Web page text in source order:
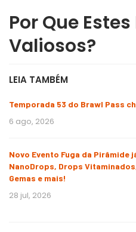
Por Que
Valiosos?
LEIA TAMBÉM
Temporada 53 do Brawl Pass
6 ago, 2026
Novo Evento Fuga da Pirâmide
NanoDrops, Drops
Gemas e mais!
28 jul, 2026